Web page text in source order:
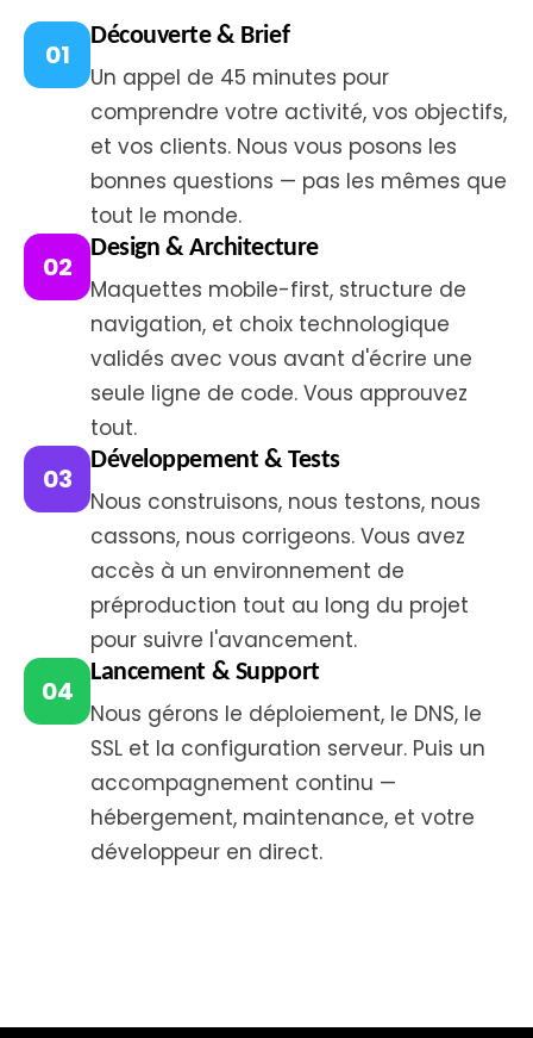
01
Découverte & Brief
Un appel de 45 minutes pour
comprendre votre activité, vos objectifs,
et vos clients. Nous vous posons les
bonnes questions — pas les mêmes que
tout le monde.
02
Design & Architecture
Maquettes mobile-first, structure de
navigation, et choix technologique
validés avec vous avant d'écrire une
seule ligne de code. Vous approuvez
tout.
03
Développement & Tests
Nous construisons, nous testons, nous
cassons, nous corrigeons. Vous avez
accès à un environnement de
préproduction tout au long du projet
pour suivre l'avancement.
04
Lancement & Support
Nous gérons le déploiement, le DNS, le
SSL et la configuration serveur. Puis un
accompagnement continu —
hébergement, maintenance, et votre
développeur en direct.